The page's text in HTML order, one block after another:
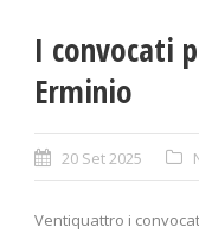
I convocati
Erminio
20 Set 2025
Ventiquattro i